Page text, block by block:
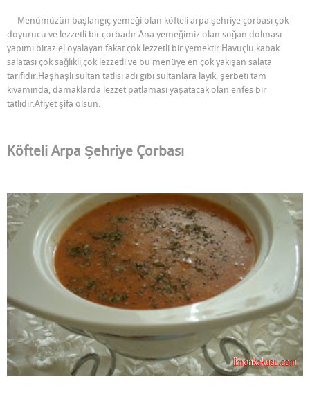
Menümüzün başlangıç yemeği olan köfteli arpa şehriye çorbası çok
doyurucu ve lezzetli bir çorbadır.Ana yemeğimiz olan soğan dolması
yapımı biraz el oyalayan fakat çok lezzetli bir yemektir.Havuçlu kabak
salatası çok sağlıklı,çok lezzetli ve bu menüye en çok yakışan salata
tarifidir.Haşhaşlı sultan tatlısı adı gibi sultanlara layık, şerbeti tam
kıvamında, damaklarda lezzet patlaması yaşatacak olan enfes bir
tatlıdır.Afiyet şifa olsun.
Köfteli Arpa Şehriye Çorbası